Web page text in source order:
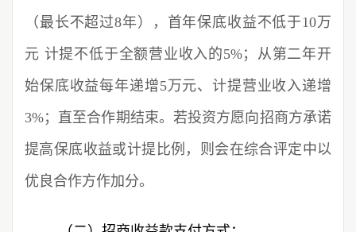
（最长不超过8年），首年保底收益不低于10万
元 计提不低于全额营业收入的5%；从第二年开
始保底收益每年递增5万元、计提营业收入递增
3%；直至合作期结束。若投资方愿向招商方承诺
提高保底收益或计提比例，则会在综合评定中以
优良合作方作加分。